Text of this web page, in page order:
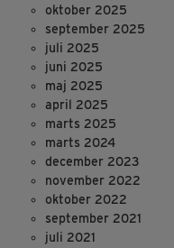
oktober 2025
september 2025
juli 2025
juni 2025
maj 2025
april 2025
marts 2025
marts 2024
december 2023
november 2022
oktober 2022
september 2021
juli 2021